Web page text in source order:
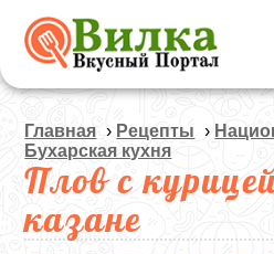
Главная › Рецепты ›
Бухарская кухня
Плов с
казане